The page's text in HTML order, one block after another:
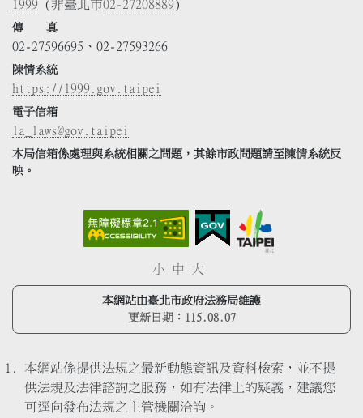
1999 (非臺北市02-27208889)
傳 真
02-27596695、02-27593266
陳情系統
https://1999.gov.taipei
電子信箱
la_laws@gov.taipei
本局信箱係處理與系統相關之問題，其餘市政問題請至陳情系統反
映。
小 中 大
本網站由臺北市政府法務局維護
更新日期： 115.08.07
本網站係提供法規之最新動態資訊及資料檢索，並不提
供法規及法律諮詢之服務，如有法律上的疑義，建議您
可逕向發布法規之主管機關洽詢。